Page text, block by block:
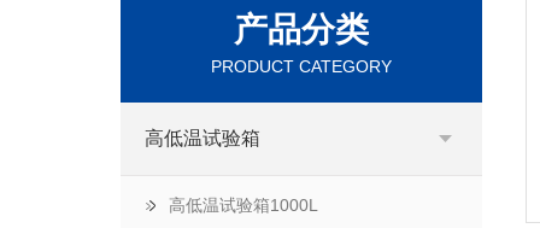
产品分类
PRODUCT CATEGORY
高低温试验箱
高低温试验箱1000L